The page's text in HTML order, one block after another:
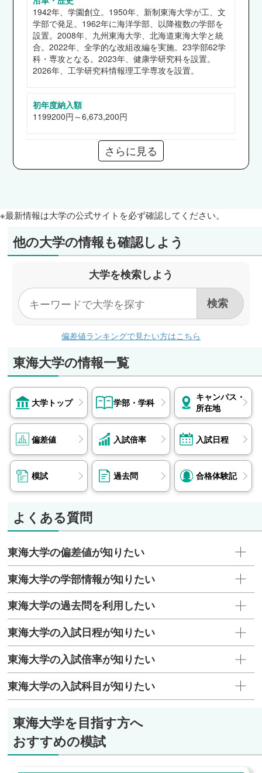
文学部
アズパートナーズ、NCD、神奈川県警察、東京
消防庁 他
文化社会学部
警視庁、TBCグループ、JA横浜、日本年金機
教養学部
エイチ・アイ・エス、羽田空港サービス、警視
ケーユーホールディングス、明治安田生命保険、
市職員（横浜市）、東京消防庁、ルネサンス、ベ
ネッセスタイルケア、県職員（神奈川県） 他
法学部
察、長谷工リアルエステート 他
政治経済学部
警視庁、日本ガス、ノジマ、JR東日本、横浜銀
肥後銀行、野島鉄鋼店、熊本酸素、西田鉄工、明
和不動産 他
観光学部
ANAエアポートサービス、エイチ・アイ・エス、
JR東日本、ANA成田エアポートサービス、近畿
日本ツーリスト 他
情報通信学部
マーブル、日立社会情報サービス、富士ソフト、
トーテックアメニティ、エヌアイデイ 他
理学部
富士ソフト、トーテックアメニティ、東芝情報シ
ステム、三菱電機ソフトウエア、プログレス・テ
情報理工学部
テクバン、日立情報通信エンジニアリング、日立
社会情報サービス、いすゞシステムサービス、
JVCケンウッド 他
工学部
ANA、戸田建設、髙松建設、本田技研工業、長谷
工コーポレーション 他
医学部
【看護学科】東海大学医学部付属病院、東海大学
医学部付属八王子病院、横浜市立大学附属病院、
横浜市立大学附属市民総合医療センター、横須賀
共済病院 他
海洋学部
トライ産業、ゼンショーホールディングス、シ
1942年、学園創立。1950年、新制東海大学が工、文
学部で発足。1962年に海洋学部、以降複数の学部を
設置。2008年、九州東海大学、北海道東海大学と統
合。2022年、全学的な改組改編を実施。23学部62学
科・専攻となる。2023年、健康学研究科を設置。
2026年、工学研究科情報理工学専攻を設置。
初年度納入額
1199200円～6,673,200円
【給付】特待生奨学金（①学費免除タイプ ②入学奨
なし
なし
さらに見る
※最新情報は大学の公式サイトを必ず確認してください。
他の大学の情報も確認しよう
大学を検索しよう
偏差値ランキングで見たい方はこちら
東海大学の情報一覧
大学トップ 学部・学科
キャンパス・
所在地
偏差値 入試倍率 入試日程
模試 過去問 合格体験記
よくある質問
東海大学の偏差値が知りたい
東海大学の学部情報が知りたい
東海大学の過去問を利用したい
東海大学の入試日程が知りたい
東海大学の入試倍率が知りたい
東海大学の入試科目が知りたい
東海大学を目指す方へ
おすすめの模試